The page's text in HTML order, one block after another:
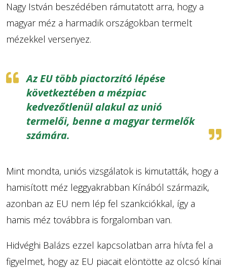
Nagy István beszédében rámutatott arra, hogy a
magyar méz a harmadik országokban termelt
mézekkel versenyez.
Az EU több piactorzító lépése
következtében a mézpiac
kedvezőtlenül alakul az unió
termelői, benne a magyar termelők
számára.
Mint mondta, uniós vizsgálatok is kimutatták, hogy a
hamisított méz leggyakrabban Kínából származik,
azonban az EU nem lép fel szankciókkal, így a
hamis méz továbbra is forgalomban van.
Hidvéghi Balázs ezzel kapcsolatban arra hívta fel a
figyelmet, hogy az EU piacait elöntötte az olcsó kínai